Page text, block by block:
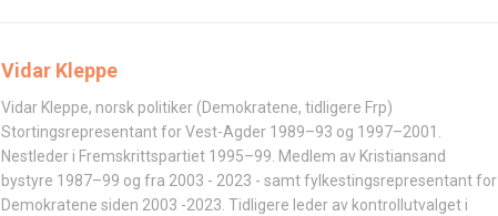
Vidar Kleppe
Vidar Kleppe, norsk politiker (Demokratene, tidligere Frp)
Stortingsrepresentant for Vest-Agder 1989–93 og 1997–2001.
Nestleder i Fremskrittspartiet 1995–99. Medlem av Kristiansand
bystyre 1987–99 og fra 2003 - 2023 - samt fylkestingsrepresentant for
Demokratene siden 2003 -2023. Tidligere leder av kontrollutvalget i